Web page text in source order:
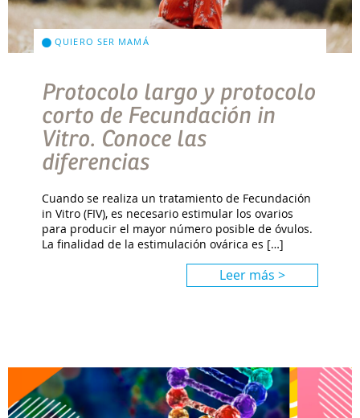
QUIERO SER MAMÁ
Protocolo largo y protocolo
corto de Fecundación in
Vitro. Conoce las
diferencias
Cuando se realiza un tratamiento de Fecundación
in Vitro (FIV), es necesario estimular los ovarios
para producir el mayor número posible de óvulos.
La finalidad de la estimulación ovárica es […]
Leer más >